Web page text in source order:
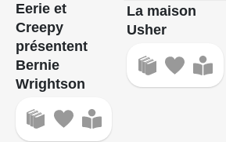
Eerie et
Creepy
présentent
Bernie
Wrightson
La maison
Usher